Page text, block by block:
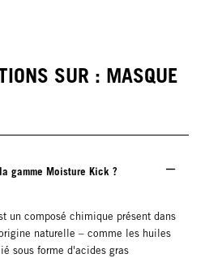
SUR : MASQUE
gamme Moisture Kick ?
un composé chimique présent dans
naturelle – comme les huiles
sous forme d'acides gras